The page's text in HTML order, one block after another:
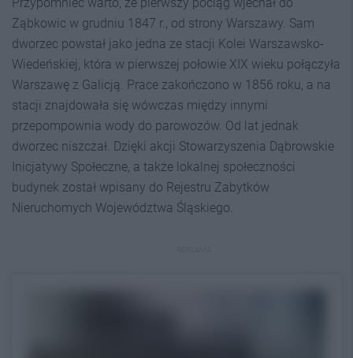
Ząbkowic w grudniu 1847 r., od strony Warszawy. Sam
dworzec powstał jako jedna ze stacji Kolei Warszawsko-
Wiedeńskiej, która w pierwszej połowie XIX wieku połączyła
Warszawę z Galicją. Prace zakończono w 1856 roku, a na
stacji znajdowała się wówczas między innymi
przepompownia wody do parowozów. Od lat jednak
dworzec niszczał. Dzięki akcji Stowarzyszenia Dąbrowskie
Inicjatywy Społeczne, a także lokalnej społeczności
budynek został wpisany do Rejestru Zabytków
Nieruchomych Województwa Śląskiego.